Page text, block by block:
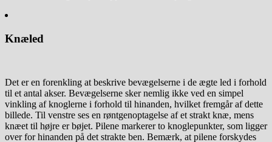
Knæled
Det er en forenkling at beskrive bevægelserne i de ægte led i forhold
til et antal akser. Bevægelserne sker nemlig ikke ved en simpel
vinkling af knoglerne i forhold til hinanden, hvilket fremgår af dette
billede. Til venstre ses en røntgenoptagelse af et strakt knæ, mens
knæet til højre er bøjet. Pilene markerer to knoglepunkter, som ligger
over for hinanden på det strakte ben. Bemærk, at pilene forskydes